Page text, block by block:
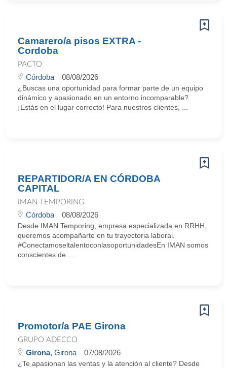
Camarero/a pisos EXTRA -
Cordoba
PACTO
Córdoba 08/08/2026
¿Buscas una oportunidad para formar parte de un equipo
dinámico y apasionado en un entorno incomparable?
¡Estás en el lugar correcto! Para nuestros clientes, ...
REPARTIDOR/A EN CÓRDOBA
CAPITAL
IMAN TEMPORING
Córdoba 08/08/2026
Desde IMAN Temporing, empresa especializada en RRHH,
queremos acompañarte en tu trayectoria laboral.
#ConectamoseltalentoconlasoportunidadesEn IMAN somos
conscientes de ...
Promotor/a PAE Girona
GRUPO ADECCO
Girona, Girona 07/08/2026
¿Te apasionan las ventas y la atención al cliente? Desde